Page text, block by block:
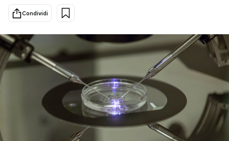
PODCAST
NEWSLETTER
I MIEI PREFERITI
Condividi